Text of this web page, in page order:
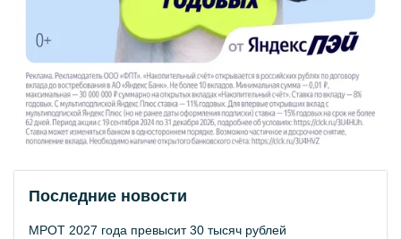
Последние новости
МРОТ 2027 года превысит 30 тысяч рублей